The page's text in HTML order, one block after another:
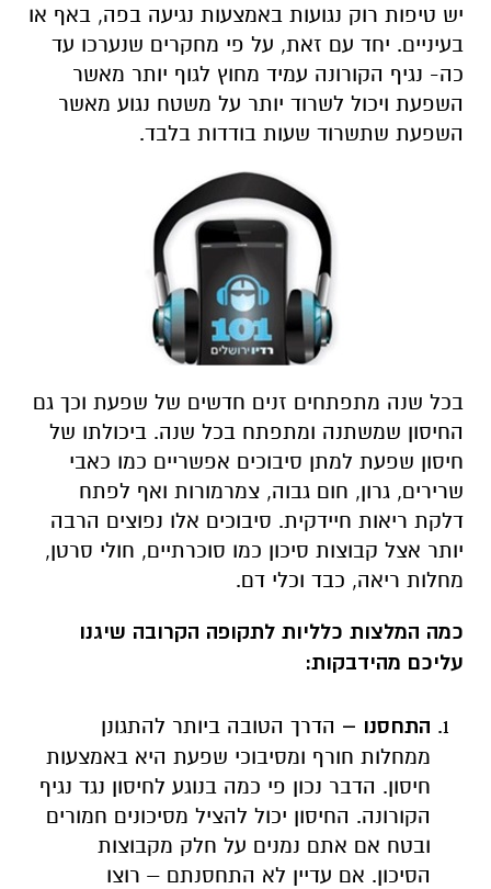
יש טיפות רוק נגועות באמצעות נגיעה בפה, באף או
בעיניים. יחד עם זאת, על פי מחקרים שנערכו עד
כה- נגיף הקורונה עמיד מחוץ לגוף יותר מאשר
השפעת ויכול לשרוד יותר על משטח נגוע מאשר
השפעת שתשרוד שעות בודדות בלבד.
בכל שנה מתפתחים זנים חדשים של שפעת וכך גם
החיסון שמשתנה ומתפתח בכל שנה. ביכולתו של
חיסון שפעת למתן סיבוכים אפשריים כמו כאבי
שרירים, גרון, חום גבוה, צמרמורות ואף לפתח
דלקת ריאות חיידקית. סיבוכים אלו נפוצים הרבה
יותר אצל קבוצות סיכון כמו סוכרתיים, חולי סרטן,
מחלות ריאה, כבד וכלי דם.
כמה המלצות כלליות לתקופה הקרובה שיגנו
עליכם מהידבקות:
התחסנו – הדרך הטובה ביותר להתגונן
ממחלות חורף ומסיבוכי שפעת היא באמצעות
חיסון. הדבר נכון פי כמה בנוגע לחיסון נגד נגיף
הקורונה. החיסון יכול להציל מסיכונים חמורים
ובטח אם אתם נמנים על חלק מקבוצות
הסיכון. אם עדיין לא התחסנתם – רוצו